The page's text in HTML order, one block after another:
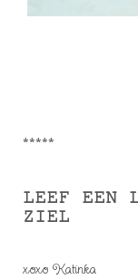
*****
LEEF EEN
ZIEL
xoxo Katinka